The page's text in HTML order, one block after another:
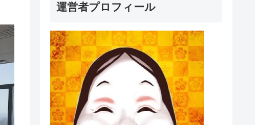
運営者プロフィール